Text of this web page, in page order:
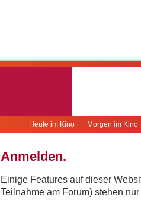
Morgen im Kino
Heute im Kino
Anmelden.
Einige Features auf dieser
Teilnahme am Forum) stehen